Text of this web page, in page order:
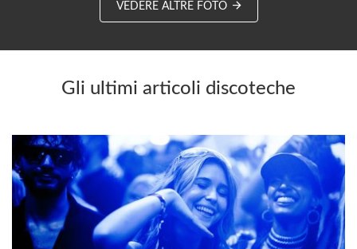
VEDERE ALTRE FOTO
Gli ultimi articoli discoteche